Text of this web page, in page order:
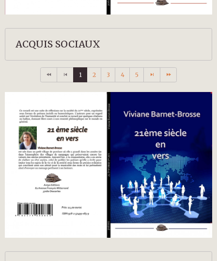
ACQUIS SOCIAUX
1 2 3 4 5